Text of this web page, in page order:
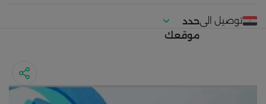
توصيل الىحدد
موقعك